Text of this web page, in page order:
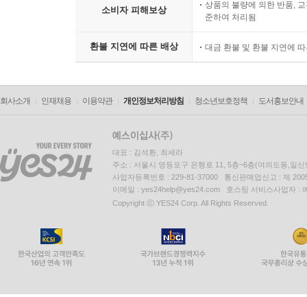
소비자 피해보상
상품의 불량에 의한 반품,
준하여 처리됨
환불 지연에 따른 배상 대금 환불 및 환불 지연에
회사소개 인재채용 이용약관 개인정보처리방침 청소년보호정책 도서홍보안내
대표 : 김석환, 최세라
주소 : 서울시 영등포구 은행로 11, 5층~6층(여의도동,일신
사업자등록번호 : 229-81-37000 통신판매업신고 : 제
이메일 : yes24help@yes24.com 호스팅 서비스사업자 :
Copyright ⓒ YES24 Corp. All Rights Reserved.